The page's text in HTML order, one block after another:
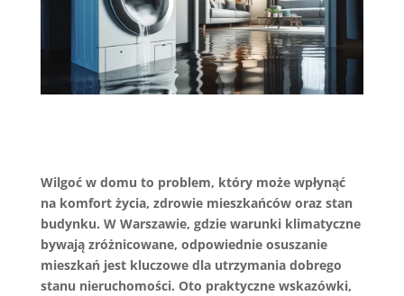
Wilgoć w domu to problem, który może wpłynąć
na komfort życia, zdrowie mieszkańców oraz stan
budynku. W Warszawie, gdzie warunki klimatyczne
bywają zróżnicowane, odpowiednie osuszanie
mieszkań jest kluczowe dla utrzymania dobrego
stanu nieruchomości. Oto praktyczne wskazówki,